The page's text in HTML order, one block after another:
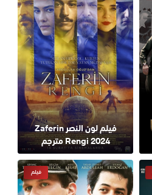
فيلم لون النصر Zaferin
Rengi 2024 مترجم
فيلم